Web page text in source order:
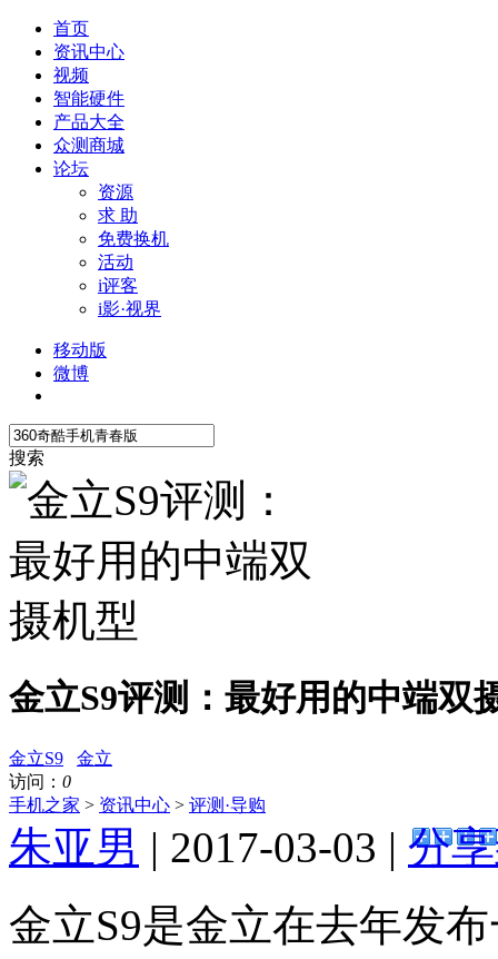
首页
资讯中心
视频
智能硬件
产品大全
众测商城
论坛
资源
求 助
免费换机
活动
i评客
i影·视界
移动版
微博
搜索
金立S9评测：最好用的中端双
金立S9
金立
访问： 0
手机之家 > 资讯中心 > 评测·导购
朱亚男 | 2017-03-03 | 分
金立S9是金立在去年发